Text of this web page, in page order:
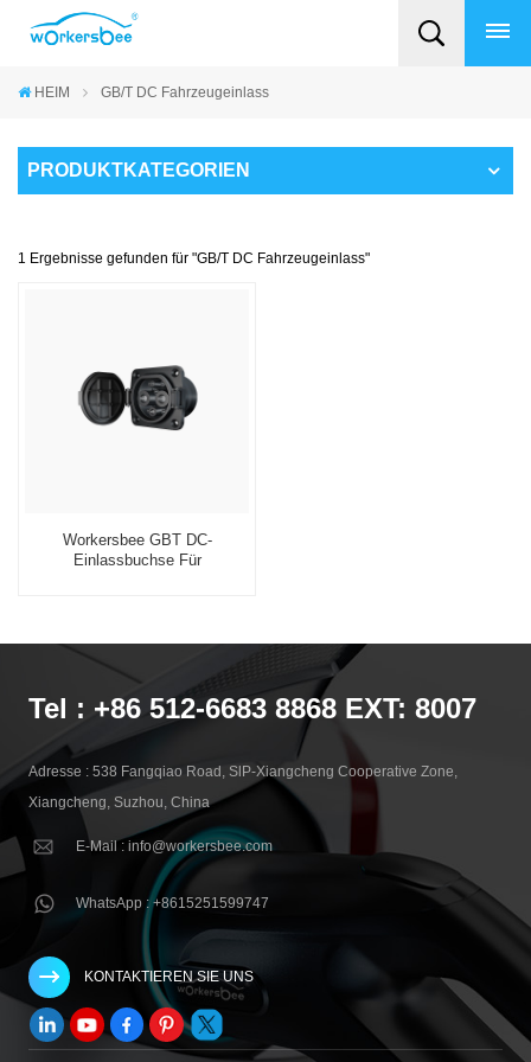
HEIM GB/T DC Fahrzeugeinlass
PRODUKTKATEGORIEN
1 Ergebnisse gefunden für "GB/T DC Fahrzeugeinlass"
Workersbee GBT DC-
Einlassbuchse Für
Tel : +86 512-6683 8868 EXT: 8007
Adresse : 538 Fangqiao Road, SlP-Xiangcheng Cooperative Zone,
Xiangcheng, Suzhou, China
E-Mail : info@workersbee.com
WhatsApp : +8615251599747
KONTAKTIEREN SIE UNS